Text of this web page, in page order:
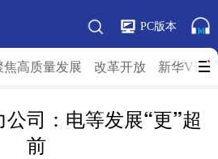
PC版本
焦高质量发展 改革开放 新华V访
司：电等发展“更”超
前